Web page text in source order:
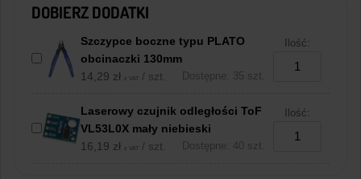
DOBIERZ DODATKI
Szczypce boczne typu PLATO
obcinaczki 130mm
14,29 zł z VAT / szt. Dostępne: 35 szt.
Ilość:
Laserowy czujnik odległości ToF
VL53L0X mały niebieski
16,19 zł z VAT / szt. Dostępne: 40 szt.
Ilość: